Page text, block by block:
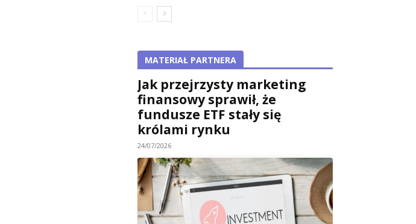
MATERIAŁ PARTNERA
Jak przejrzysty marketing
finansowy sprawił, że
fundusze ETF stały się
królami rynku
24/07/2026